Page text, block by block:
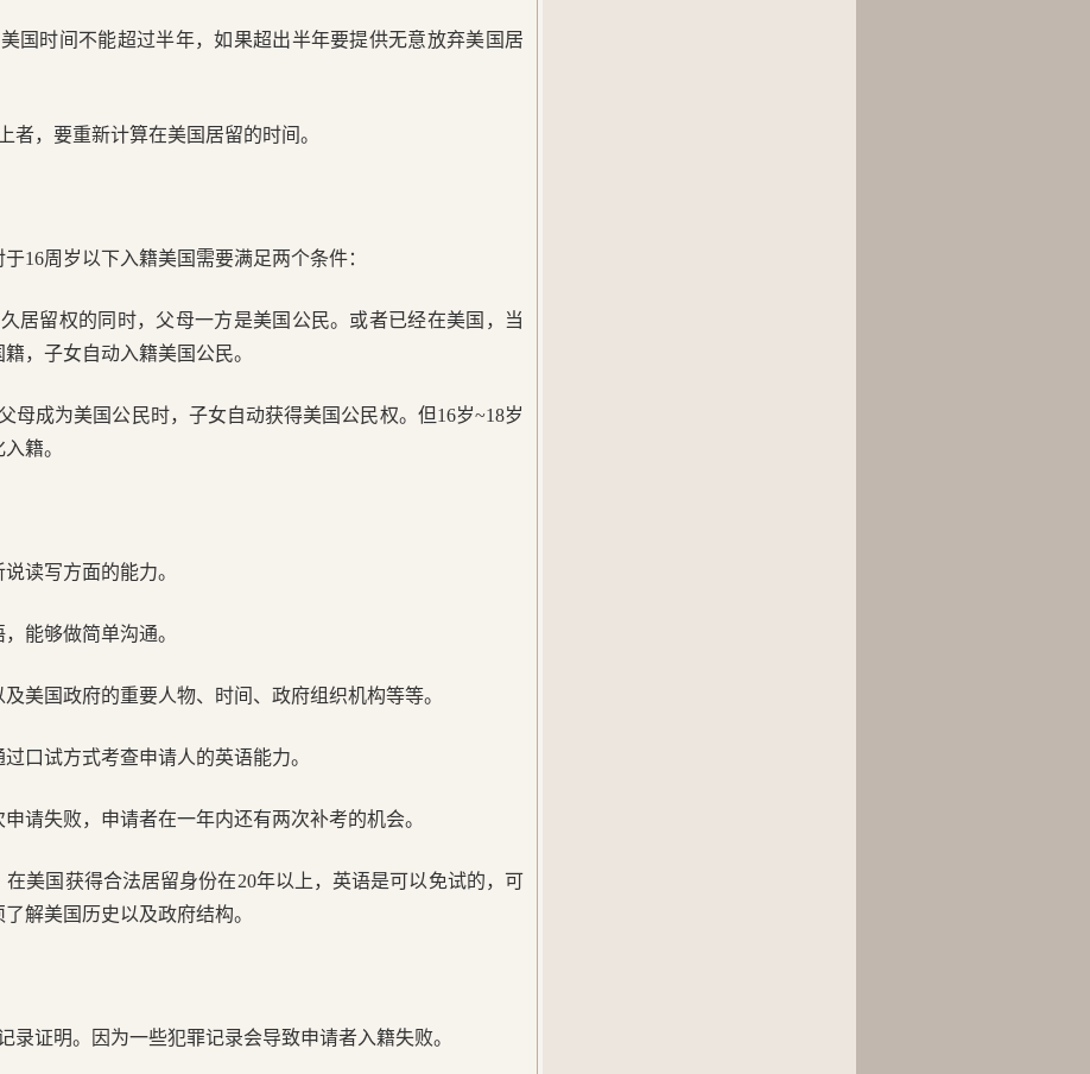
国时间不能超过半年，如果超出半年要提供无意放弃美国居
者，要重新计算在美国居留的时间。
16周岁以下入籍美国需要满足两个条件：
居留权的同时，父母一方是美国公民。或者已经在美国，当
，子女自动入籍美国公民。
母成为美国公民时，子女自动获得美国公民权。但16岁~18岁
籍。
读写方面的能力。
能够做简单沟通。
美国政府的重要人物、时间、政府组织机构等等。
口试方式考查申请人的英语能力。
请失败，申请者在一年内还有两次补考的机会。
美国获得合法居留身份在20年以上，英语是可以免试的，可
解美国历史以及政府结构。
录证明。因为一些犯罪记录会导致申请者入籍失败。